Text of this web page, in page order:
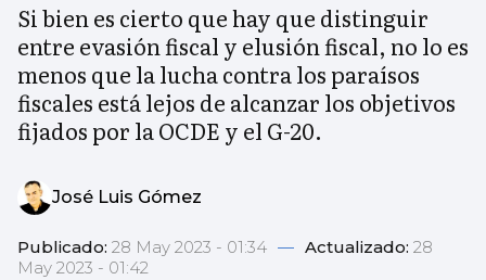
Si bien es cierto que hay que distinguir
entre evasión fiscal y elusión fiscal, no lo es
menos que la lucha contra los paraísos
fiscales está lejos de alcanzar los objetivos
fijados por la OCDE y el G-20.
José Luis Gómez
Publicado: 28 May 2023 - 01:34 — Actualizado: 28
May 2023 - 01:42